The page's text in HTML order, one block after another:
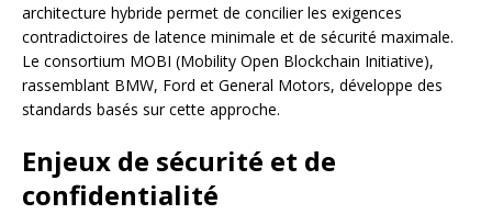
architecture hybride permet de concilier les exigences
contradictoires de latence minimale et de sécurité maximale.
Le consortium MOBI (Mobility Open Blockchain Initiative),
rassemblant BMW, Ford et General Motors, développe des
standards basés sur cette approche.
Enjeux de sécurité et de
confidentialité